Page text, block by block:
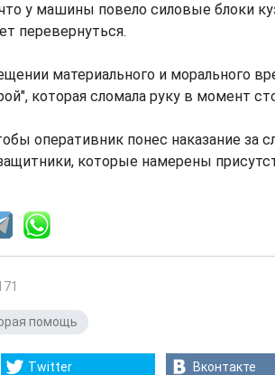
у машины повело силовые блоки
перевернуться.
материального и морального
которая сломала руку в момент
оперативник понес наказание за
которые намерены
помощь
Twitter Вконтакте